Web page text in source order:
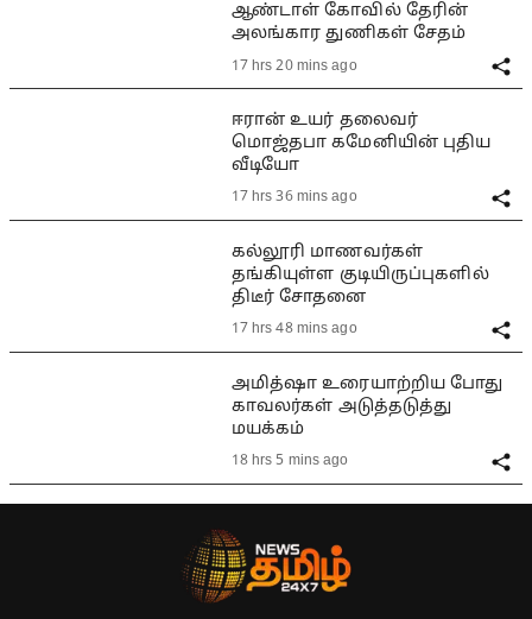
ஆண்டாள் கோவில் தேரின்
அலங்கார துணிகள் சேதம்
17 hrs 20 mins ago
ஈரான் உயர் தலைவர்
மொஜ்தபா கமேனியின் புதிய
வீடியோ
17 hrs 36 mins ago
கல்லூரி மாணவர்கள்
தங்கியுள்ள குடியிருப்புகளில்
திடீர் சோதனை
17 hrs 48 mins ago
அமித்ஷா உரையாற்றிய போது
காவலர்கள் அடுத்தடுத்து
மயக்கம்
18 hrs 5 mins ago